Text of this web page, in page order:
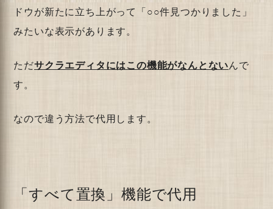
ドウが新たに立ち上がって「○○件見つかりました」
みたいな表示があります。
ただサクラエディタにはこの機能がなんとないんで
す。
なので違う方法で代用します。
「すべて置換」機能で代用